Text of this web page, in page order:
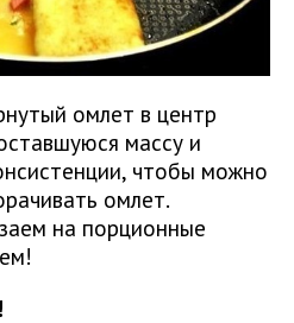
омлет в центр
массу и
чтобы можно
омлет.
на порционные